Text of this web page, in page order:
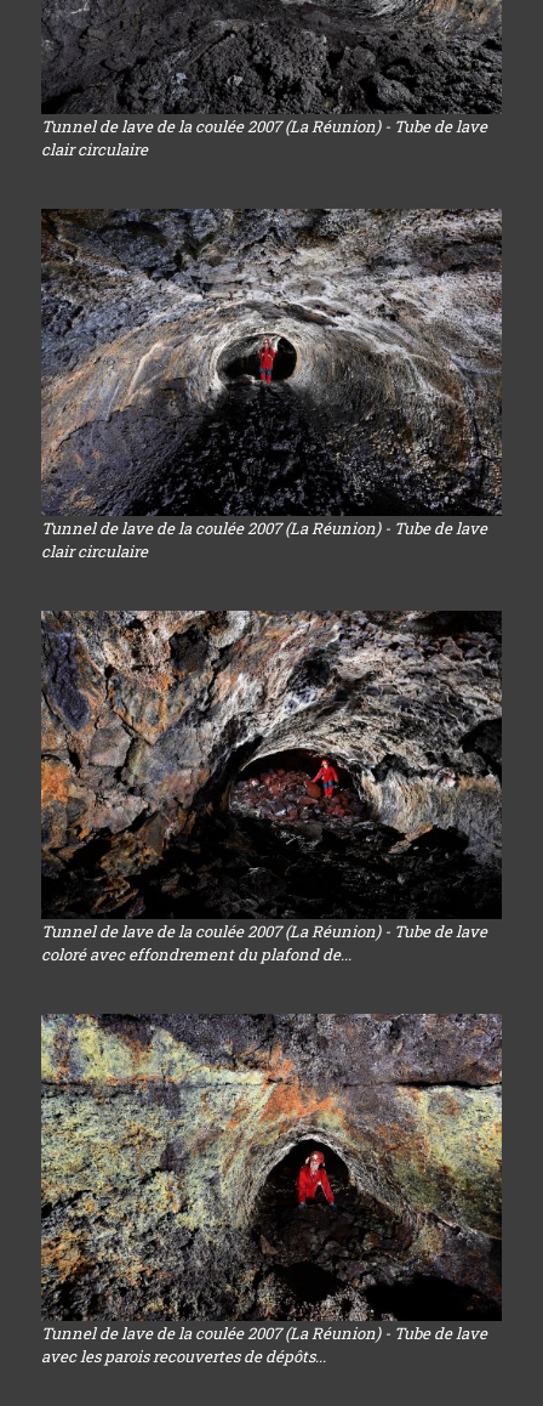
Tunnel de lave de la coulée 2007 (La Réunion) - Tube de lave
clair circulaire
Tunnel de lave de la coulée 2007 (La Réunion) - Tube de lave
clair circulaire
Tunnel de lave de la coulée 2007 (La Réunion) - Tube de lave
coloré avec effondrement du plafond de...
Tunnel de lave de la coulée 2007 (La Réunion) - Tube de lave
avec les parois recouvertes de dépôts...